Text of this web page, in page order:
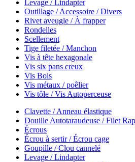
Levage / Lindapter
Outillage / Accessoire / Divers
Rivet aveugle / À frapper
Rondelles
Scellement
Tige filetée / Manchon
Vis à tête hexagonale
Vis six pans creux
Vis Bois
Vis métaux / poêlier
Vis tôle / Vis Autoperceuse
Clavette / Anneau élastique
Douille Autotaraudeuse / Filet
Écrous
Écrou à sertir / Écrou cage
Goupille / Clou cannelé
Levage / Lindapter